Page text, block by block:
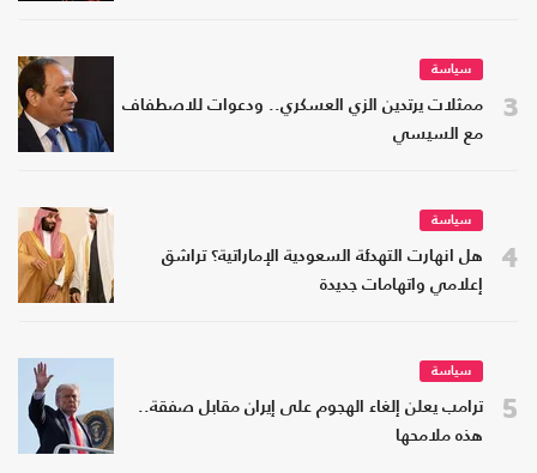
3
سياسة
ممثلات يرتدين الزي العسكري.. ودعوات للاصطفاف
مع السيسي
4
سياسة
هل انهارت التهدئة السعودية الإماراتية؟ تراشق
إعلامي واتهامات جديدة
5
سياسة
ترامب يعلن إلغاء الهجوم على إيران مقابل صفقة..
هذه ملامحها